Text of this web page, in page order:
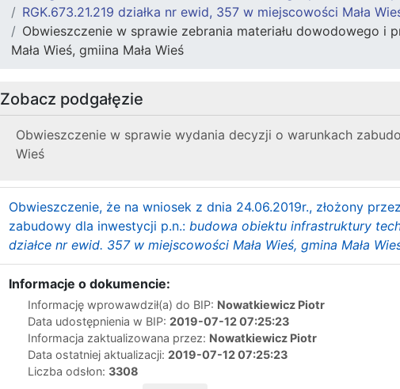
RGK.673.21.219 działka nr ewid, 357 w miejscowości Mała
Obwieszczenie w sprawie zebrania materiału dowodowego
Mała Wieś, gmiina Mała Wieś
Zobacz podgałęzie
Obwieszczenie w sprawie wydania decyzji o warunkach
Wieś
Obwieszczenie, że na wniosek z dnia 24.06.2019r., złożony
zabudowy dla inwestycji p.n.: budowa obiektu infrastruktury
działce nr ewid. 357 w miejscowości Mała Wieś, gmina Mała
Informacje o dokumencie:
Informację wprowawdził(a) do BIP: Nowatkiewicz Piotr
Data udostępnienia w BIP: 2019-07-12 07:25:23
Informacja zaktualizowana przez: Nowatkiewicz Piotr
Data ostatniej aktualizacji: 2019-07-12 07:25:23
Liczba odsłon: 3308